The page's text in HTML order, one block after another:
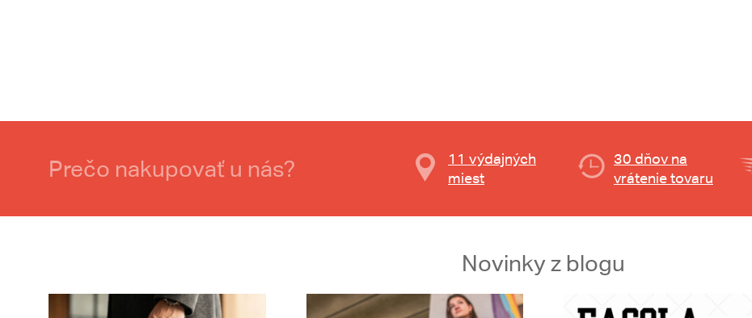
Prečo nakupovať u nás?
11 výdajných
miest
30 dňov na
vrátenie tovaru
Novinky z blogu